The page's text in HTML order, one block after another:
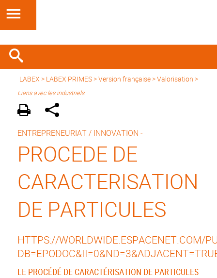
LABEX > LABEX PRIMES>Version française> Valorisation >
Liens avec les industriels
ENTREPRENEURIAT / INNOVATION -
PROCEDE DE
CARACTERISATION
DE PARTICULES
HTTPS://WORLDWIDE.ESPACENET.COM/
LE PROCÉDÉ DE CARACTÉRISATION DE PARTICULES